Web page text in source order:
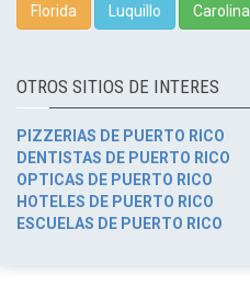
Florida Luquillo Carolina
OTROS SITIOS DE INTERES
PIZZERIAS DE PUERTO RICO
DENTISTAS DE PUERTO RICO
OPTICAS DE PUERTO RICO
HOTELES DE PUERTO RICO
ESCUELAS DE PUERTO RICO